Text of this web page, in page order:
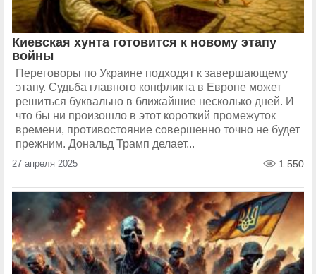
Киевская хунта готовится к новому этапу
войны
Переговоры по Украине подходят к завершающему
этапу. Судьба главного конфликта в Европе может
решиться буквально в ближайшие несколько дней. И
что бы ни произошло в этот короткий промежуток
времени, противостояние совершенно точно не будет
прежним. Дональд Трамп делает...
27 апреля 2025 1 550